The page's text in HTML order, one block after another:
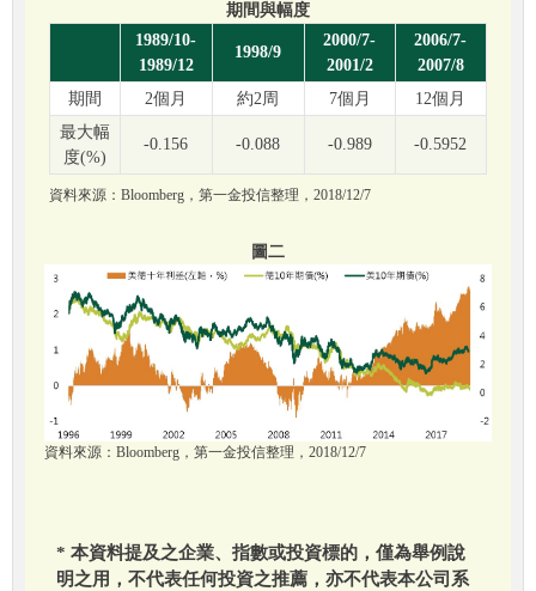
期間與幅度
1989/10-
1989/12
1998/9
2000/7-
2001/2
2006/7-
2007/8
期間
2個月 約2周 7個月
12個月
最大幅
度(%)
-0.156 -0.088 -0.989 -0.5952
資料來源：Bloomberg，第一金投信整理，2018/12/7
圖二
資料來源：Bloomberg，第一金投信整理，2018/12/7
* 本資料提及之企業、指數或投資標的，僅為舉例說
明之用，不代表任何投資之推薦，亦不代表本公司系